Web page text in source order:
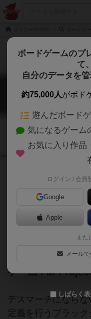
要件定義ゲーム
件定義
Yoken Teigi
デスマーチにな
要件定義を行う
ゲーム Fat
デスマーチになら
定義を行うブラッ
ボードゲームのプ
て、
自分のデータを
約75,000人がボド
遊んだボード
気になるゲーム
お気に入り作品
ログイン / 会員
Google
Apple
また
メール
しばらく